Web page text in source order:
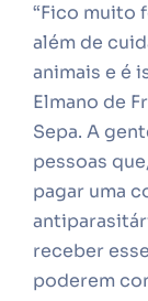
“Fico muito
além de
animais e é
Elmano de
Sepa. A
pessoas
pagar uma
receber
poderem